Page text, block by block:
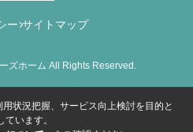
ー サイトマップ
ズホーム All Rights Reserved.
状況把握、サービス向上検討を目的と
います。